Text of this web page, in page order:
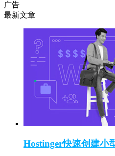
广告
最新文章
Hostinger快速创建小